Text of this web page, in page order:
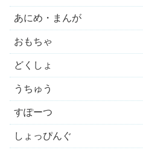
あにめ・まんが
おもちゃ
どくしょ
うちゅう
すぽーつ
しょっぴんぐ